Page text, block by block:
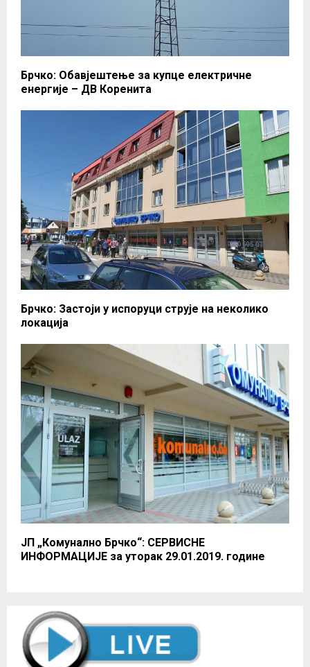
Брчко: Обавјештење за купце електричне
енергије – ДВ Коренита
Брчко: Застоји у испоруци струје на неколико
локација
ЈП „Комунално Брчко“: СЕРВИСНЕ
ИНФОРМАЦИЈЕ за уторак 29.01.2019. године